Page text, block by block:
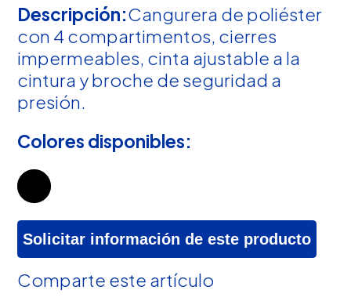
Descripción:Cangurera de poliéster
con 4 compartimentos, cierres
impermeables, cinta ajustable a la
cintura y broche de seguridad a
presión.
Colores disponibles:
Solicitar información de este producto
Comparte este artículo